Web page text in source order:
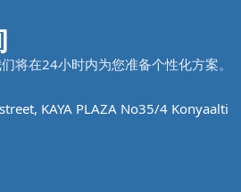
将在24小时内为您准备个性化方案。
KAYA PLAZA No35/4 Konyaalti